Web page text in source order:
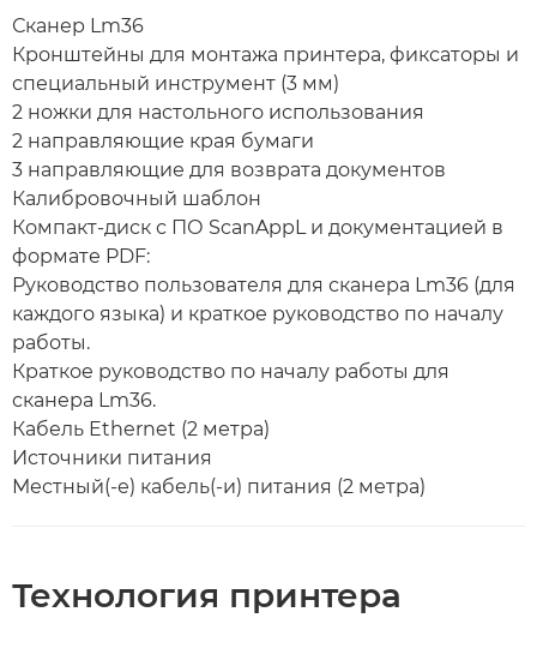
Сканер Lm36
Кронштейны для монтажа принтера, фиксаторы и
специальный инструмент (3 мм)
2 ножки для настольного использования
2 направляющие края бумаги
3 направляющие для возврата документов
Калибровочный шаблон
Компакт-диск с ПО ScanAppL и документацией в
формате PDF:
Руководство пользователя для сканера Lm36 (для
каждого языка) и краткое руководство по началу
работы.
Краткое руководство по началу работы для
сканера Lm36.
Кабель Ethernet (2 метра)
Источники питания
Местный(-е) кабель(-и) питания (2 метра)
Технология принтера